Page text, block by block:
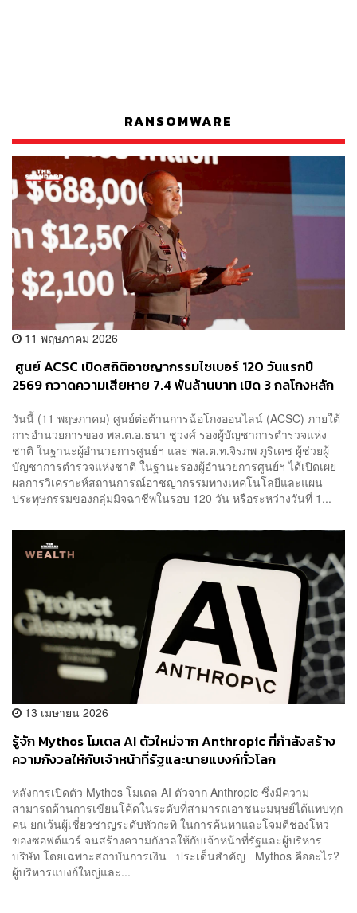
RANSOMWARE
11 พฤษภาคม 2026
​ ศูนย์ ACSC เปิดสถิติอาชญากรรมไซเบอร์ 120 วันแรกปี
2569 กวาดความเสียหาย 7.4 พันล้านบาท เปิด 3 กลโกงหลัก
วันนี้ (11 พฤษภาคม) ศูนย์ต่อต้านการฉ้อโกงออนไลน์ (ACSC) ภายใต้
การอำนวยการของ พล.ต.อ.ธนา ชูวงศ์ รองผู้บัญชาการตำรวจแห่ง
ชาติ ในฐานะผู้อำนวยการศูนย์ฯ และ พล.ต.ท.จิรภพ ภูริเดช ผู้ช่วยผู้
บัญชาการตำรวจแห่งชาติ ในฐานะรองผู้อำนวยการศูนย์ฯ ได้เปิดเผย
ผลการวิเคราะห์สถานการณ์อาชญากรรมทางเทคโนโลยีและแผน
ประทุษกรรมของกลุ่มมิจฉาชีพในรอบ 120 วัน หรือระหว่างวันที่ 1...
13 เมษายน 2026
รู้จัก Mythos โมเดล AI ตัวใหม่จาก Anthropic ที่กำลังสร้าง
ความกังวลให้กับเจ้าหน้าที่รัฐและนายแบงก์ทั่วโลก
หลังการเปิดตัว Mythos โมเดล AI ตัวจาก Anthropic ซึ่งมีความ
สามารถด้านการเขียนโค้ดในระดับที่สามารถเอาชนะมนุษย์ได้แทบทุก
คน ยกเว้นผู้เชี่ยวชาญระดับหัวกะทิ ในการค้นหาและโจมตีช่องโหว่
ของซอฟต์แวร์ จนสร้างความกังวลให้กับเจ้าหน้าที่รัฐและผู้บริหาร
บริษัท โดยเฉพาะสถาบันการเงิน ประเด็นสำคัญ Mythos คืออะไร?
ผู้บริหารแบงก์ใหญ่และ...